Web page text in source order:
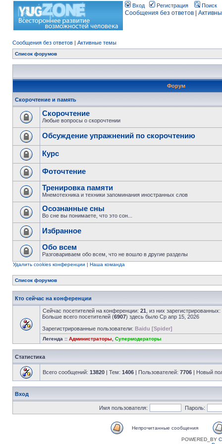
Вход Регистрация Поиск
Сообщения без ответов
Сообщения без ответов | Активные темы
Список форумов
Форум
Скорочтение и память
Скорочтение
Любые вопросы о скорочтении
Обсуждение упражнений по скорочтению
Курс
Фоточтение
Тренировка памяти
Мнемотехника и техники запоминания иностранных слов
Осознанные сны
Во сне вы понимаете, что это сон...
Избранное
Обо всем
Разговариваем обо всем, что не вошло в другие разделы
Удалить cookies конференции | Наша команда
Список форумов
Кто сейчас на конференции
Сейчас посетителей на конференции: 21 , из них
Больше всего посетителей (6907) здесь было Ср апр 15, 2026
Зарегистрированные пользователи: Baidu [Spider]
Легенда :: Администраторы Супермодераторы
Статистика
Всего сообщений: 13820 | Тем: 1406 | Пользователей: 7706 | Новый
Вход
Имя пользователя: Пароль:
Непрочитанные сообщения
POWERED_BY